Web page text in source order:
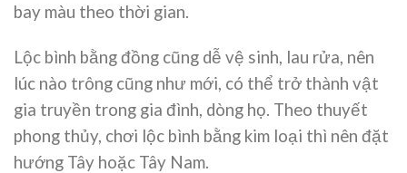
bay màu theo thời gian.
Lộc bình bằng đồng cũng dễ vệ sinh, lau rửa, nên
lúc nào trông cũng như mới, có thể trở thành vật
gia truyền trong gia đình, dòng họ. Theo thuyết
phong thủy, chơi lộc bình bằng kim loại thì nên đặt
hướng Tây hoặc Tây Nam.